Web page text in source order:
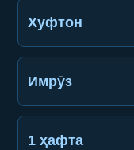
Хуфтон
Имрӯз
1 ҳафта